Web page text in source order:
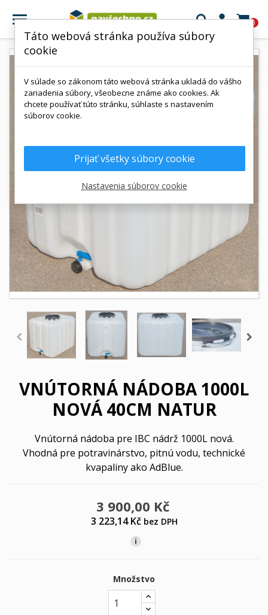
 0
VNÚTORNÁ NÁDOBA 1000L
NOVÁ 40CM NATUR
Vnútorná nádoba pre IBC nádrž 1000L nová.
Vhodná pre potravinárstvo, pitnú vodu, technické
kvapaliny ako AdBlue.
3 900,00 Kč
3 223,14 Kč bez DPH
i
Množstvo
Táto webová stránka používa súbory
cookie
V súlade so zákonom táto webová stránka ukladá do vášho
zariadenia súbory, všeobecne známe ako cookies. Ak
chcete používať túto stránku, súhlaste s nastavením
súborov cookie.
Prijať všetky súbory cookie
Nastavenia súborov cookie